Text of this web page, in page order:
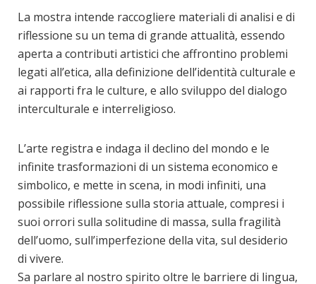
La mostra intende raccogliere materiali di analisi e di
riflessione su un tema di grande attualità, essendo
aperta a contributi artistici che affrontino problemi
legati all’etica, alla definizione dell’identità culturale e
ai rapporti fra le culture, e allo sviluppo del dialogo
interculturale e interreligioso.
L’arte registra e indaga il declino del mondo e le
infinite trasformazioni di un sistema economico e
simbolico, e mette in scena, in modi infiniti, una
possibile riflessione sulla storia attuale, compresi i
suoi orrori sulla solitudine di massa, sulla fragilità
dell’uomo, sull’imperfezione della vita, sul desiderio
di vivere.
Sa parlare al nostro spirito oltre le barriere di lingua,